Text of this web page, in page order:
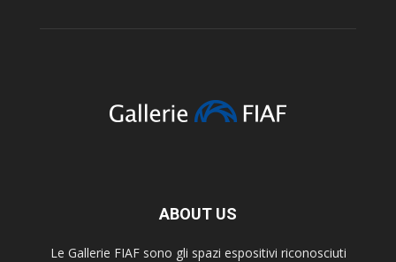
ABOUT US
Le Gallerie FIAF sono gli spazi espositivi riconosciuti